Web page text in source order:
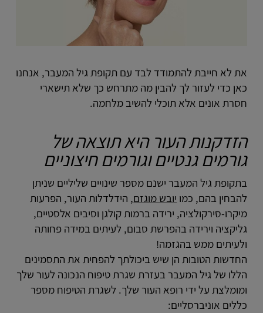
את לא חייבת להתמודד לבד עם תקופת גיל המעבר, אנחנו
כאן כדי לעזור לך להבין מה מתרחש כך שלא תישארי
חסרת אונים אלא תוכלי להשיב מלחמה.
הזדקנות העור היא תוצאה של
גורמים גנטיים וגורמים חיצוניים
בתקופת גיל המעבר ישנם מספר שינויים שליליים שניתן
להבחין בהם, כמו יובש מוגזם, הידלדלות העור, הפרעות
מיקרו-סירקולציה, ירידה ברמות קולגן וסיבים אלסטיים,
גליקציה וירידה בהפרשת סבום, לעיתים במידה פחותה
ולעיתים ממש בהגזמה!
החדשות הטובות הן שיש ביכולתך להפחית את התסמינים
הללו של גיל המעבר בעזרת שגרת טיפוח הנכונה לעור שלך
ומומלצת על ידי רופא העור שלך. לשגרת הטיפוח מספר
כללים אוניברסליים: